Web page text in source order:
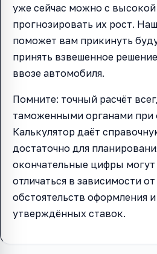
уже сейчас можно с
прогнозировать их рост.
поможет вам прикинуть
принять взвешенное
ввозе автомобиля.
Помните: точный расчёт
таможенными органами при
Калькулятор даёт
достаточно для
окончательные цифры могут
отличаться в зависимости
обстоятельств оформления
утверждённых ставок.